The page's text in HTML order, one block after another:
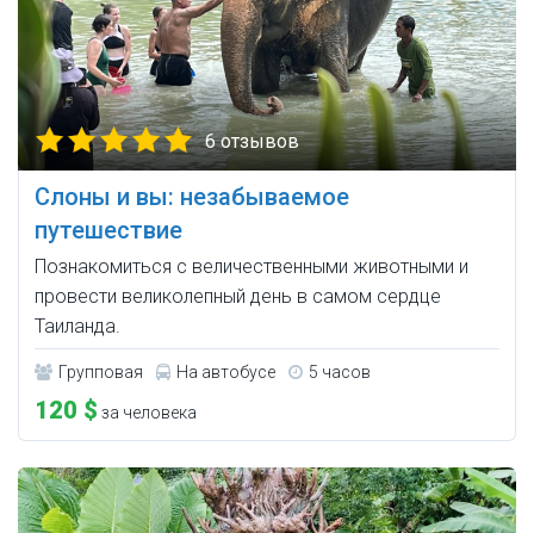
6 отзывов
Слоны и вы: незабываемое
путешествие
Познакомиться с величественными животными и
провести великолепный день в самом сердце
Таиланда.
Групповая На автобусе 5 часов
120 $ за человека